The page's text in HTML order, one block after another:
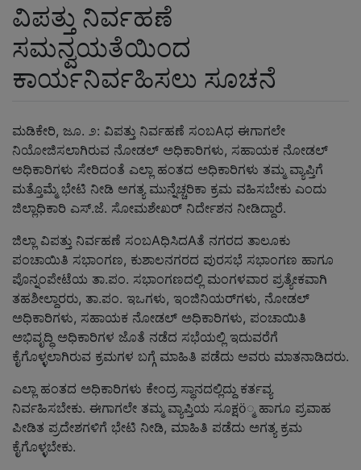
ವಿಪತ್ತು ನಿರ್ವಹಣೆ
ಸಮನ್ವಯತೆಯಿಂದ
ಕಾರ್ಯನಿರ್ವಹಿಸಲು ಸೂಚನೆ
ಮಡಿಕೇರಿ, ಜೂ. ೨: ವಿಪತ್ತು ನಿರ್ವಹಣೆ ಸಂಬAಧ ಈಗಾಗಲೇ
ನಿಯೋಜಿಸಲಾಗಿರುವ ನೋಡಲ್ ಅಧಿಕಾರಿಗಳು, ಸಹಾಯಕ ನೋಡಲ್
ಅಧಿಕಾರಿಗಳು ಸೇರಿದಂತೆ ಎಲ್ಲಾ ಹಂತದ ಅಧಿಕಾರಿಗಳು ತಮ್ಮ ವ್ಯಾಪ್ತಿಗೆ
ಮತ್ತೊಮ್ಮೆ ಭೇಟಿ ನೀಡಿ ಅಗತ್ಯ ಮುನ್ನೆಚ್ಚರಿಕಾ ಕ್ರಮ ವಹಿಸಬೇಕು ಎಂದು
ಜಿಲ್ಲಾಧಿಕಾರಿ ಎಸ್.ಜೆ. ಸೋಮಶೇಖರ್ ನಿರ್ದೇಶನ ನೀಡಿದ್ದಾರೆ.
ಜಿಲ್ಲಾ ವಿಪತ್ತು ನಿರ್ವಹಣೆ ಸಂಬAಧಿಸಿದAತೆ ನಗರದ ತಾಲೂಕು
ಪಂಚಾಯಿತಿ ಸಭಾಂಗಣ, ಕುಶಾಲನಗರದ ಪುರಸಭೆ ಸಭಾಂಗಣ ಹಾಗೂ
ಪೊನ್ನಂಪೇಟೆಯ ತಾ.ಪಂ. ಸಭಾಂಗಣದಲ್ಲಿ ಮಂಗಳವಾರ ಪ್ರತ್ಯೇಕವಾಗಿ
ತಹಶೀಲ್ದಾರರು, ತಾ.ಪಂ. ಇಒಗಳು, ಇಂಜಿನಿಯರ್‌ಗಳು, ನೋಡಲ್
ಅಧಿಕಾರಿಗಳು, ಸಹಾಯಕ ನೋಡಲ್ ಅಧಿಕಾರಿಗಳು, ಪಂಚಾಯಿತಿ
ಅಭಿವೃದ್ಧಿ ಅಧಿಕಾರಿಗಳ ಜೊತೆ ನಡೆದ ಸಭೆಯಲ್ಲಿ ಇದುವರೆಗೆ
ಕೈಗೊಳ್ಳಲಾಗಿರುವ ಕ್ರಮಗಳ ಬಗ್ಗೆ ಮಾಹಿತಿ ಪಡೆದು ಅವರು ಮಾತನಾಡಿದರು.
ಎಲ್ಲಾ ಹಂತದ ಅಧಿಕಾರಿಗಳು ಕೇಂದ್ರ ಸ್ಥಾನದಲ್ಲಿದ್ದು ಕರ್ತವ್ಯ
ನಿರ್ವಹಿಸಬೇಕು. ಈಗಾಗಲೇ ತಮ್ಮ ವ್ಯಾಪ್ತಿಯ ಸೂಕ್ಷö್ಮ ಹಾಗೂ ಪ್ರವಾಹ
ಪೀಡಿತ ಪ್ರದೇಶಗಳಿಗೆ ಭೇಟಿ ನೀಡಿ, ಮಾಹಿತಿ ಪಡೆದು ಅಗತ್ಯ ಕ್ರಮ
ಕೈಗೊಳ್ಳಬೇಕು.